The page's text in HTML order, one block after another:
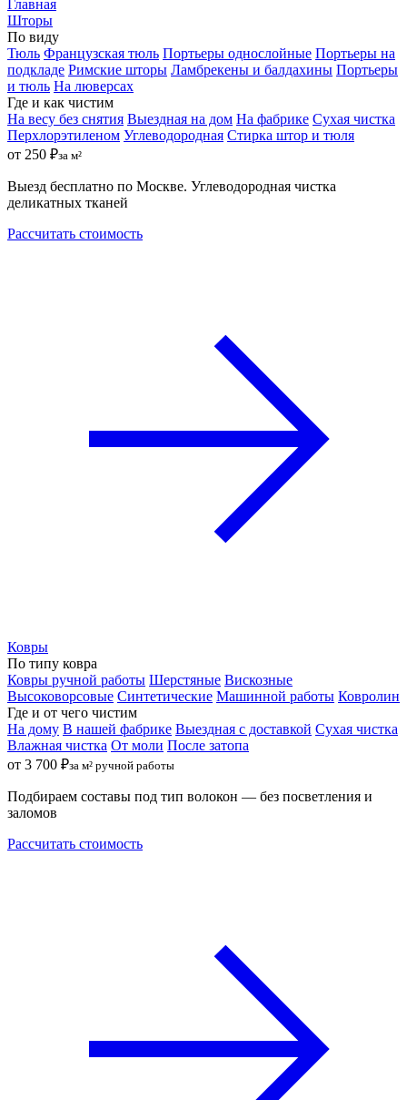
Главная
Шторы
По виду
Тюль Французская тюль Портьеры однослойные Портьеры на
подкладе Римские шторы Ламбрекены и балдахины Портьеры
и тюль На люверсах
Где и как чистим
На весу без снятия Выездная на дом На фабрике Сухая чистка
Перхлорэтиленом Углеводородная Стирка штор и тюля
от 250 ₽за м²
Выезд бесплатно по Москве. Углеводородная чистка
деликатных тканей
Рассчитать стоимость
Ковры
По типу ковра
Ковры ручной работы Шерстяные Вискозные
Высоковорсовые Синтетические Машинной работы Ковролин
Где и от чего чистим
На дому В нашей фабрике Выездная с доставкой Сухая чистка
Влажная чистка От моли После затопа
от 3 700 ₽за м² ручной работы
Подбираем составы под тип волокон — без посветления и
заломов
Рассчитать стоимость